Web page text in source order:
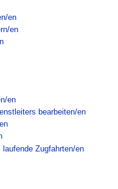
en
en
en
bearbeiten/en
Zugfahrten/en